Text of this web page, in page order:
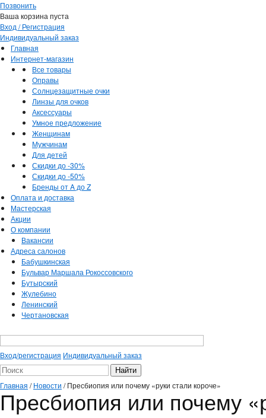
Позвонить
Ваша корзина пуста
Вход / Регистрация
Индивидуальный заказ
Главная
Интернет-магазин
Все товары
Оправы
Солнцезащитные очки
Линзы для очков
Аксессуары
Умное предложение
Женщинам
Мужчинам
Для детей
Скидки до -30%
Скидки до -50%
Бренды от A до Z
Оплата и доставка
Мастерская
Акции
О компании
Вакансии
Адреса салонов
Бабушкинская
Бульвар Маршала Рокоссовского
Бутырский
Жулебино
Ленинский
Чертановская
Вход/регистрация Индивидуальный заказ
Главная /Новости /Пресбиопия или почему «руки стали короче»
Пресбиопия или почему